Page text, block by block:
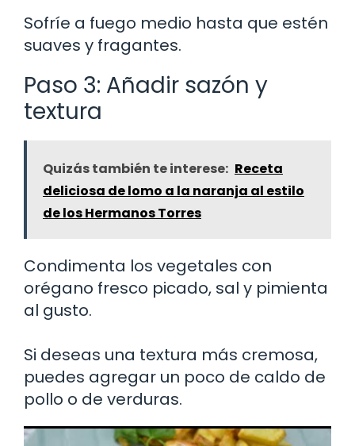
Sofríe a fuego medio hasta que estén
suaves y fragantes.
Paso 3: Añadir sazón y
textura
Quizás también te interese: Receta
deliciosa de lomo a la naranja al estilo
de los Hermanos Torres
Condimenta los vegetales con
orégano fresco picado, sal y pimienta
al gusto.
Si deseas una textura más cremosa,
puedes agregar un poco de caldo de
pollo o de verduras.